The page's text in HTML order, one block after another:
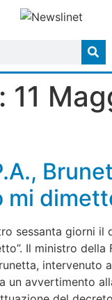
11
mi
sessanta giorni il
Il ministro della
intervenuto
un avvertimento